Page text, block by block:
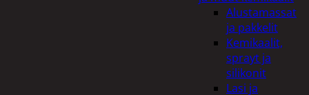
Alustamassat
ja pakkelit
Kemikaalit,
sprayt ja
silikonit
Lasi ja